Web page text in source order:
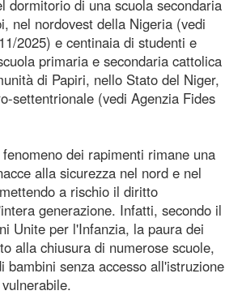
dormitorio di una scuola secondaria
nel nordovest della Nigeria (vedi
2025) e centinaia di studenti e
primaria e secondaria cattolica
di Papiri, nello Stato del Niger,
settentrionale (vedi Agenzia Fides
dei rapimenti rimane una
alla sicurezza nel nord e nel
a rischio il diritto
generazione. Infatti, secondo il
Unite per l'Infanzia, la paura dei
alla chiusura di numerose scuole,
bambini senza accesso all'istruzione